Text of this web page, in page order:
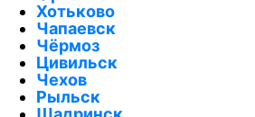
Хотьково
Чапаевск
Чёрмоз
Цивильск
Чехов
Рыльск